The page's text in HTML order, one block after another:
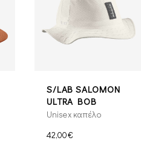
S/LAB SALOMON
ULTRA BOB
Unisex καπέλο
42,00€